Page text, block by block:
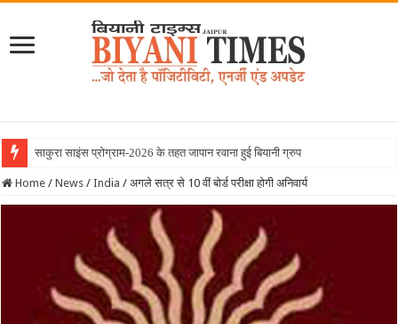
साकुरा साइंस प्रोग्राम-2026 के तहत जापान रवाना हुई बियानी ग्रुप ऑफ कॉलेजेज क
Home / News / India / अगले सत्र से 10 वीं बोर्ड परीक्षा होगी अनिवार्य